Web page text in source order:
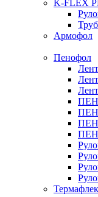
K-FLEX
Армофол
Пенофол